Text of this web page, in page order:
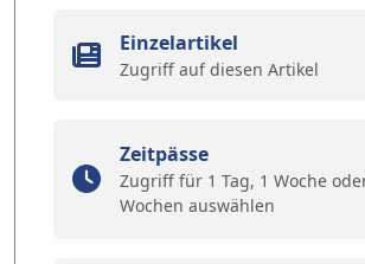
Einzelartikel
Zugriff auf diesen Artikel
Zeitpässe
Zugriff für 1 Tag, 1 Woche
Wochen auswählen